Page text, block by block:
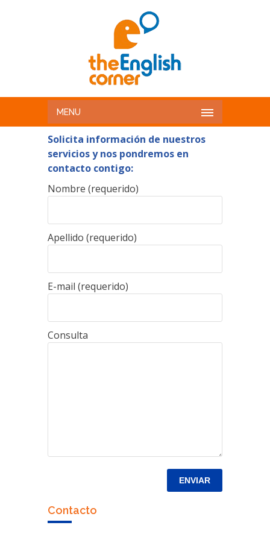
MENU
Solicita información de nuestros
servicios y nos pondremos en
contacto contigo:
Nombre (requerido)
Apellido (requerido)
E-mail (requerido)
Consulta
Contacto